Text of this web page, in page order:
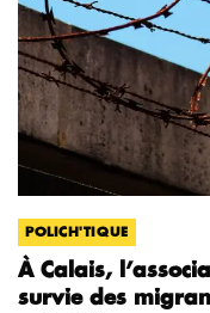
POLICH'TIQUE
À Calais,
survie des